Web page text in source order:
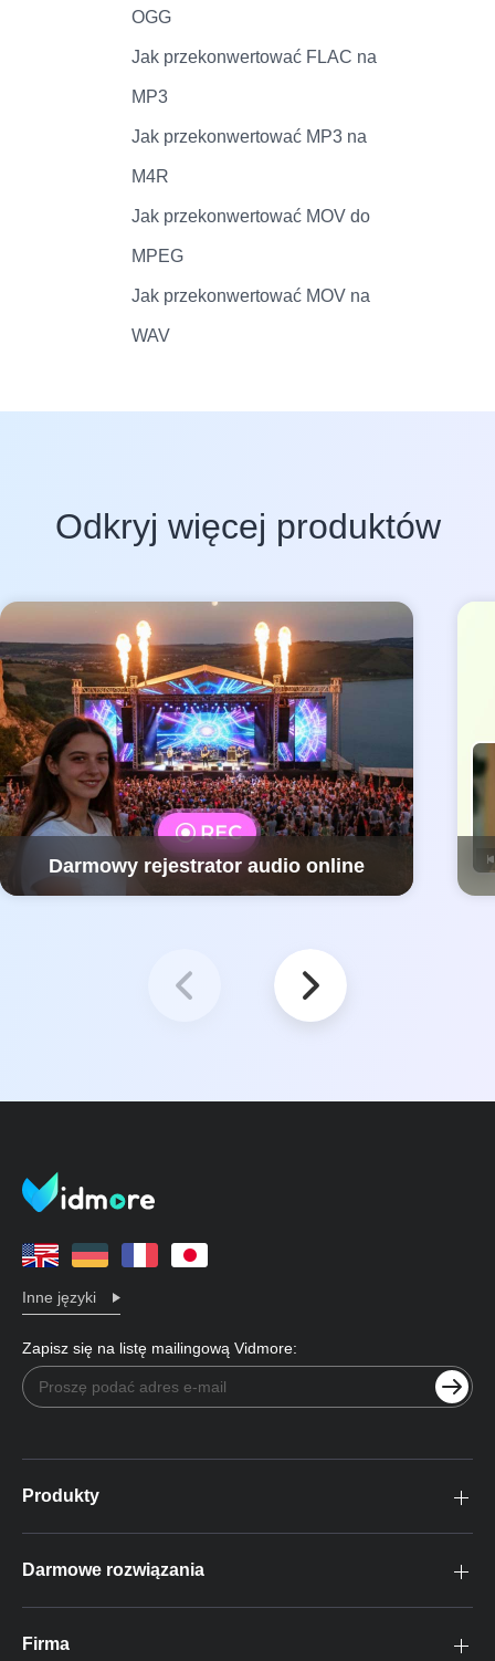
OGG
Jak przekonwertować FLAC na
MP3
Jak przekonwertować MP3 na
M4R
Jak przekonwertować MOV do
MPEG
Jak przekonwertować MOV na
WAV
Odkryj więcej produktów
Darmowy rejestrator audio online
Inne języki
Zapisz się na listę mailingową Vidmore:
Produkty
Darmowe rozwiązania
Firma